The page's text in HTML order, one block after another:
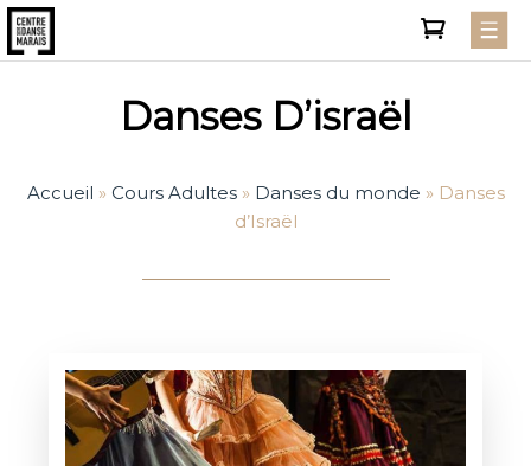
Danses D’israël
Accueil » Cours Adultes» Danses du monde » Danses
d’Israël